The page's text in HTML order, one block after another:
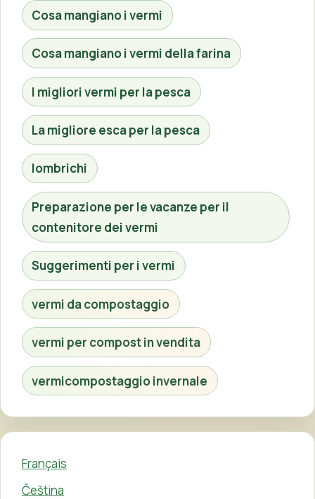
Cosa mangiano i vermi
Cosa mangiano i vermi della farina
I migliori vermi per la pesca
La migliore esca per la pesca
lombrichi
Preparazione per le vacanze per il
contenitore dei vermi
Suggerimenti per i vermi
vermi da compostaggio
vermi per compost in vendita
vermicompostaggio invernale
Français
Čeština